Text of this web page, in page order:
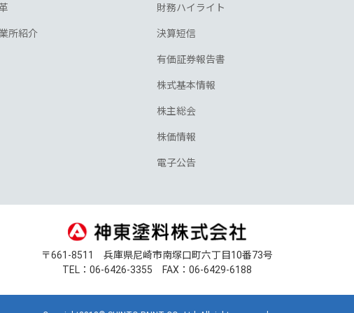
所紹介
財務ハイライト
決算短信
有価証券報告書
株式基本情報
株主総会
株価情報
電子公告
〒661-8511 兵庫県尼崎市南塚口町六丁目10番73号
TEL：06-6426-3355 FAX：06-6429-6188